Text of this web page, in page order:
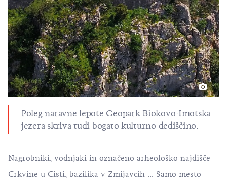
Poleg naravne lepote Geopark Biokovo-Imotska
jezera skriva tudi bogato kulturno dediščino.
Nagrobniki, vodnjaki in označeno arheološko najdišče
Crkvine u Cisti, bazilika v Zmijavcih ... Samo mesto